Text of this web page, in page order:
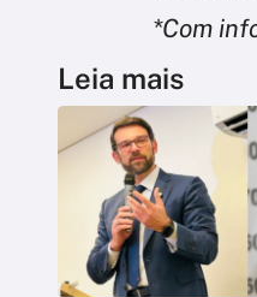
*Com
Leia mais